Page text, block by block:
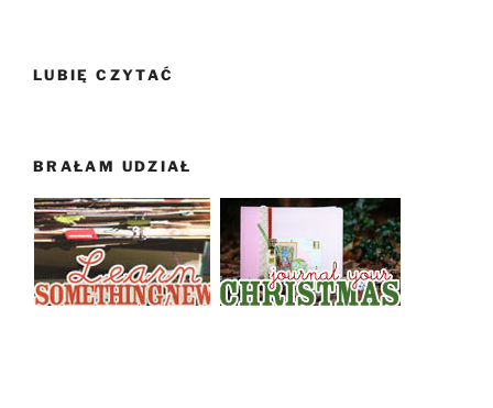
LUBIĘ CZYTAĆ
BRAŁAM UDZIAŁ